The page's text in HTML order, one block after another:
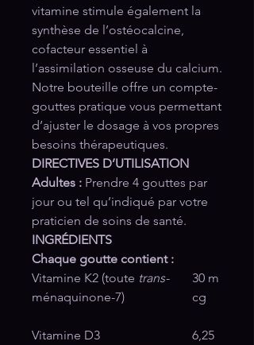
vitamine stimule également la
synthèse de l’ostéocalcine,
cofacteur essentiel à
l’assimilation osseuse du calcium.
Notre bouteille offre un compte-
gouttes pratique vous permettant
d’ajuster le dosage à vos propres
besoins thérapeutiques.
DIRECTIVES D’UTILISATION
Adultes : Prendre 4 gouttes par
jour ou tel qu’indiqué par votre
praticien de soins de santé.
INGRÉDIENTS
Chaque goutte contient :
Vitamine K2 (toute trans-
ménaquinone-⁠7)
30 m
cg
Vitamine D3
6,25